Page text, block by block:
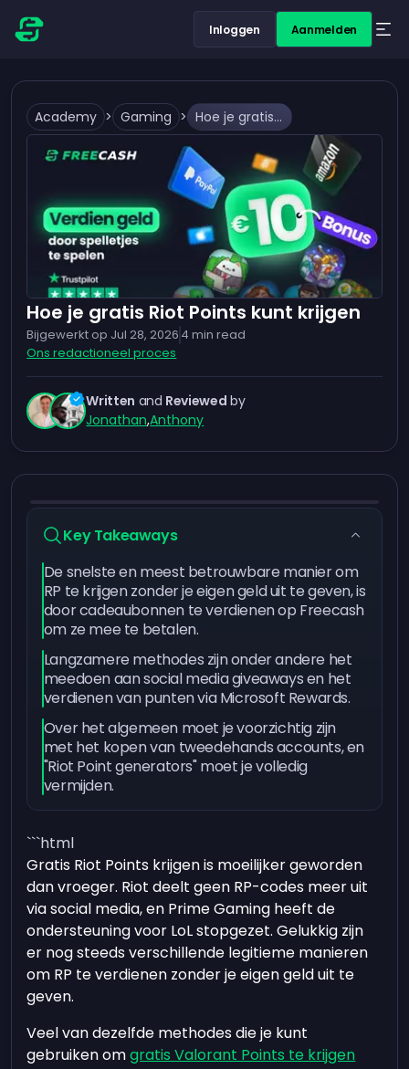
Inloggen Aanmelden
Academy > Gaming > Hoe je gratis Riot Points kunt krijgen
Hoe je gratis Riot Points kunt krijgen
Bijgewerkt op Jul 28, 2026 4 min read
Ons redactioneel proces
Written and Reviewed by
Jonathan,Anthony
Key Takeaways
De snelste en meest betrouwbare manier om
RP te krijgen zonder je eigen geld uit te geven, is
door cadeaubonnen te verdienen op Freecash
om ze mee te betalen.
Langzamere methodes zijn onder andere het
meedoen aan social media giveaways en het
verdienen van punten via Microsoft Rewards.
Over het algemeen moet je voorzichtig zijn
met het kopen van tweedehands accounts, en
"Riot Point generators" moet je volledig
vermijden.
```html
Gratis Riot Points krijgen is moeilijker geworden
dan vroeger. Riot deelt geen RP-codes meer uit
via social media, en Prime Gaming heeft de
ondersteuning voor LoL stopgezet. Gelukkig zijn
er nog steeds verschillende legitieme manieren
om RP te verdienen zonder je eigen geld uit te
geven.
Veel van dezelfde methodes die je kunt
gebruiken omgratis Valorant Points te krijgen